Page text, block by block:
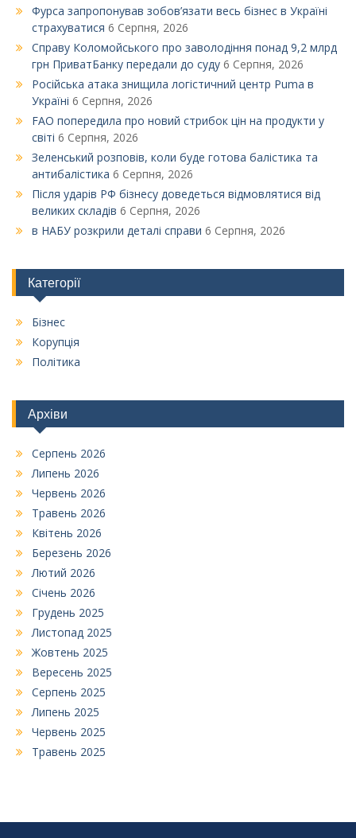
Фурса запропонував зобов’язати весь бізнес в Україні
страхуватися 6 Серпня, 2026
Справу Коломойського про заволодіння понад 9,2 млрд
грн ПриватБанку передали до суду 6 Серпня, 2026
Російська атака знищила логістичний центр Puma в
Україні 6 Серпня, 2026
FAO попередила про новий стрибок цін на продукти у
світі 6 Серпня, 2026
Зеленський розповів, коли буде готова балістика та
антибалістика 6 Серпня, 2026
Після ударів РФ бізнесу доведеться відмовлятися від
великих складів 6 Серпня, 2026
в НАБУ розкрили деталі справи 6 Серпня, 2026
Категорії
Бізнес
Корупція
Політика
Архіви
Серпень 2026
Липень 2026
Червень 2026
Травень 2026
Квітень 2026
Березень 2026
Лютий 2026
Січень 2026
Грудень 2025
Листопад 2025
Жовтень 2025
Вересень 2025
Серпень 2025
Липень 2025
Червень 2025
Травень 2025